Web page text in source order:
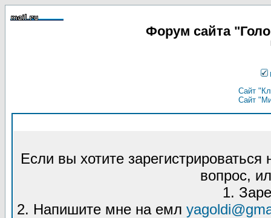
Форум сайта
Сайт
Сайт
Если вы хотите
вопрос,
1.
2. Напишите мне на емл